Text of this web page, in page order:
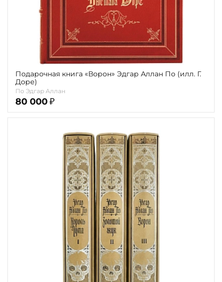
Подарочная книга «Ворон» Эдгар Аллан По (илл. Г.
Доре)
По Эдгар Аллан
80 000 ₽